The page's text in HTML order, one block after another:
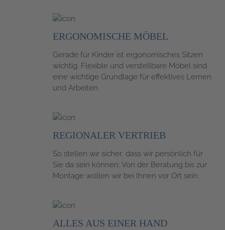
ERGONOMISCHE MÖBEL
Gerade für Kinder ist ergonomisches Sitzen
wichtig. Flexible und verstellbare Möbel sind
eine wichtige Grundlage für effektives Lernen
und Arbeiten.
REGIONALER VERTRIEB
So stellen wir sicher, dass wir persönlich für
Sie da sein können: Von der Beratung bis zur
Montage wollen wir bei Ihnen vor Ort sein.
ALLES AUS EINER HAND